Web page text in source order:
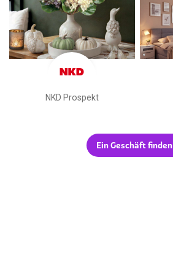
NKD Prospekt
Ein Geschäft finden